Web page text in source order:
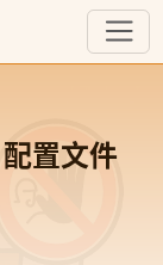
配置文件